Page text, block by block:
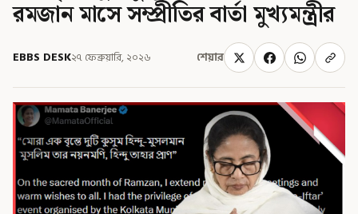
রমজান মাসে সম্প্রীতির বার্তা মুখ্যমন্ত্রীর
EBBS DESK২৭ ফেব্রুয়ারি, ২০২৬ শেয়ার